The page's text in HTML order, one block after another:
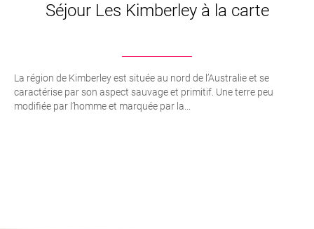
Séjour Les Kimberley à la carte
La région de Kimberley est située au nord de l’Australie et se
caractérise par son aspect sauvage et primitif. Une terre peu
modifiée par l’homme et marquée par la...